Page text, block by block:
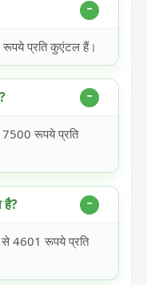
प्रति कुएंटल हैं।
रूपये प्रति
है?
से 4601 रूपये प्रति